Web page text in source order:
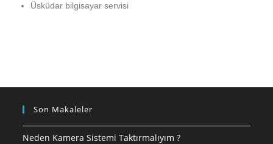
Üsküdar bilgisayar servisi
Son Makaleler
Neden Kamera Sistemi Taktırmalıyım ?